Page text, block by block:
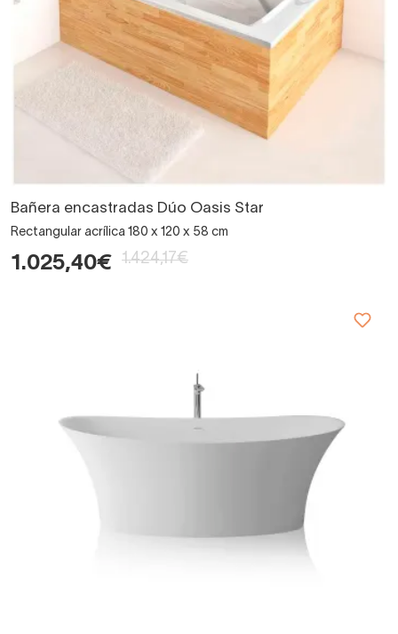
Bañera encastradas Dúo Oasis Star
Rectangular acrílica 180 x 120 x 58 cm
1.025,40€ 1.424,17€